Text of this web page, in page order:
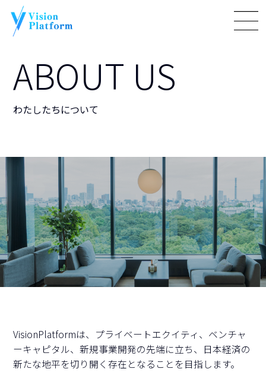
ABOUT US
わたしたちについて
VisionPlatformは、プライベートエクイティ、ベンチャ
ーキャピタル、新規事業開発の先端に立ち、 日本経済の
新たな地平を切り開く存在となることを目指します。